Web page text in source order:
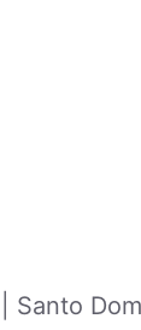
Santo